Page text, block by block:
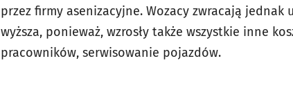
przez firmy asenizacyjne. Wozacy zwracają
wyższa, ponieważ, wzrosły także wszystkie inne
pracowników, serwisowanie pojazdów.